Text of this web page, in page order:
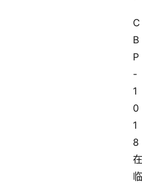
C
B
P
-
1
0
1
8
在
临